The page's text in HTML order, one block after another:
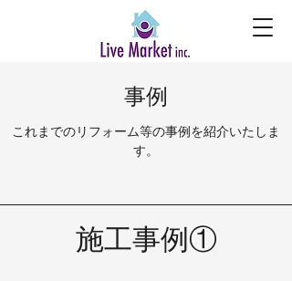
事例
これまでのリフォーム等の事例を紹介いたしま
す。
施工事例①